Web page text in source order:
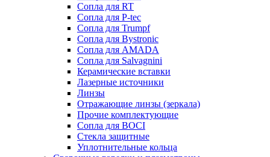
Сопла для RT
Сопла для P-tec
Сопла для Trumpf
Сопла для Bystronic
Сопла для AMADA
Сопла для Salvagnini
Керамические вставки
Лазерные источники
Линзы
Отражающие линзы (зеркала)
Прочие комплектующие
Сопла для BOCI
Стекла защитные
Уплотнительные кольца